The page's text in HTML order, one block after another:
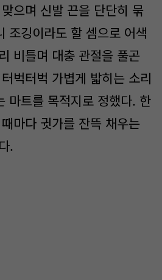
으며 신발 끈을 단단히 묶
조깅이라도 할 셈으로 어색
비틀며 대충 관절을 풀곤
벅터벅 가볍게 밟히는 소리
마트를 목적지로 정했다. 한
마다 귓가를 잔뜩 채우는
.